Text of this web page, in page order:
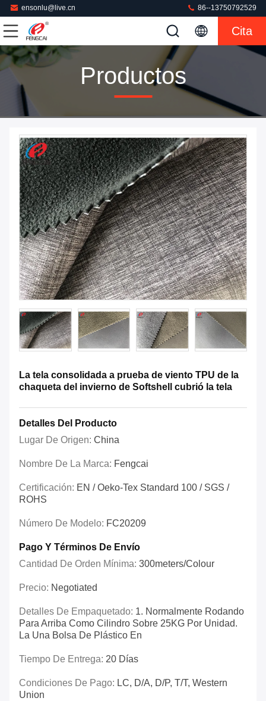
ensonlu@live.cn 86--13750792529
Cita
Productos
La tela consolidada a prueba de viento TPU de la
chaqueta del invierno de Softshell cubrió la tela
Detalles Del Producto
Lugar De Origen: China
Nombre De La Marca: Fengcai
Certificación: EN / Oeko-Tex Standard 100 / SGS /
ROHS
Número De Modelo: FC20209
Pago Y Términos De Envío
Cantidad De Orden Mínima: 300meters/colour
Precio: Negotiated
Detalles De Empaquetado: 1. Normalmente Rodando
Para Arriba Como Cilindro Sobre 25KG Por Unidad.
La Una Bolsa De Plástico En
Tiempo De Entrega: 20 Días
Condiciones De Pago: LC, D/A, D/P, T/T, Western
Union